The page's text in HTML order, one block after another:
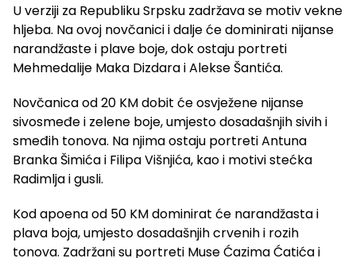
U verziji za Republiku Srpsku zadržava se motiv vekne
hljeba. Na ovoj novčanici i dalje će dominirati nijanse
narandžaste i plave boje, dok ostaju portreti
Mehmedalije Maka Dizdara i Alekse Šantića.
Novčanica od 20 KM dobit će osvježene nijanse
sivosmeđe i zelene boje, umjesto dosadašnjih sivih i
smeđih tonova. Na njima ostaju portreti Antuna
Branka Šimića i Filipa Višnjića, kao i motivi stećka
Radimlja i gusli.
Kod apoena od 50 KM dominirat će narandžasta i
plava boja, umjesto dosadašnjih crvenih i rozih
tonova. Zadržani su portreti Muse Ćazima Ćatića i